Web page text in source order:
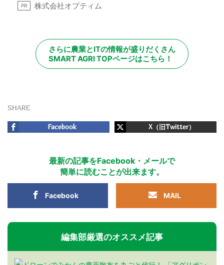
PR 株式会社オプティム
さらに農業とITの情報が盛りだくさん
SMART AGRI TOPページはこちら！
SHARE
Facebook X（旧Twitter）
最新の記事をFacebook・メールで
簡単に読むことが出来ます。
Facebook MAIL
編集部厳選のオススメ記事